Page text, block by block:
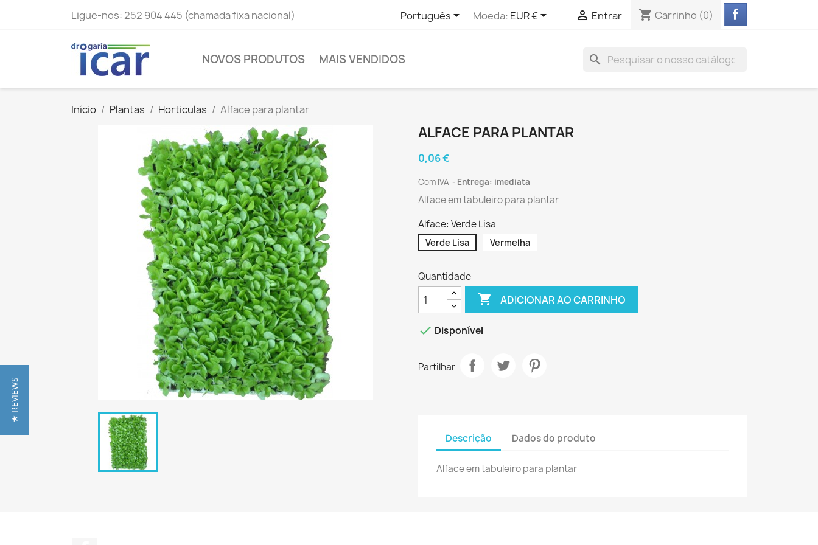
Ligue-nos: 252 904 445 (chamada fixa nacional) Português Moeda: EUR €  Entrar shopping_cart Carrinho (0)
NOVOS PRODUTOS MAIS VENDIDOS search
Início Plantas Horticulas Alface para plantar
ALFACE PARA PLANTAR
0,06 €
Com IVA Entrega: imediata
Alface em tabuleiro para plantar
Alface: Verde Lisa
Verde Lisa Vermelha
Quantidade
 ADICIONAR AO CARRINHO
 Disponível
Partilhar
Descrição Dados do produto
Alface em tabuleiro para plantar
★ REVIEWS